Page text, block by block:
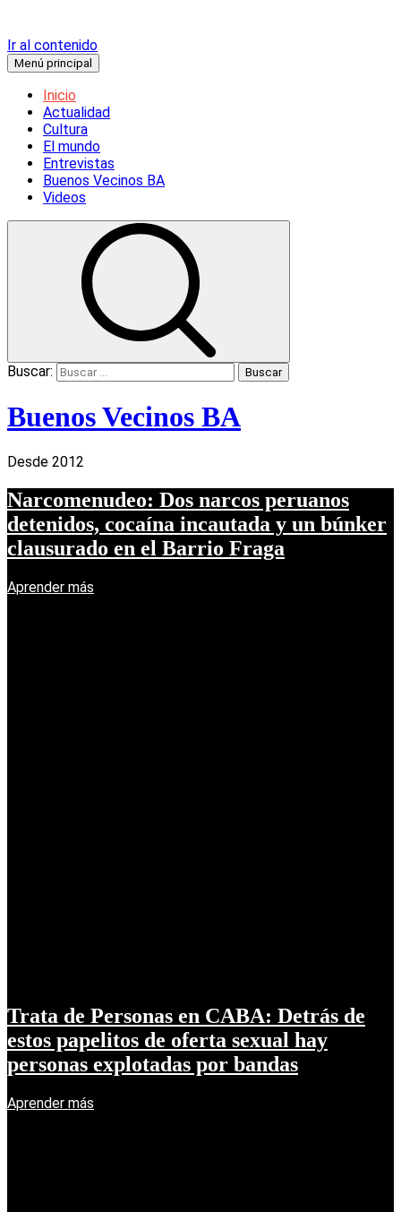
Ir al contenido
Menú principal
Inicio
Actualidad
Cultura
El mundo
Entrevistas
Buenos Vecinos BA
Videos
Buscar:
Buenos Vecinos BA
Desde 2012
Narcomenudeo: Dos narcos peruanos
detenidos, cocaína incautada y un búnker
clausurado en el Barrio Fraga
Aprender más
Trata de Personas en CABA: Detrás de
estos papelitos de oferta sexual hay
personas explotadas por bandas
Aprender más